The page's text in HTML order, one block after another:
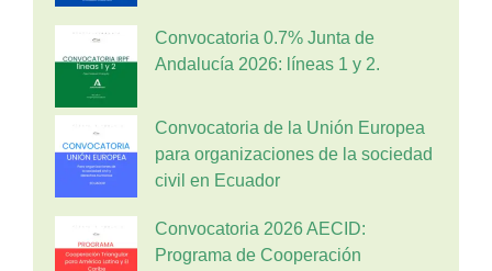
Convocatoria 0.7% Junta de
Andalucía 2026: líneas 1 y 2.
Convocatoria de la Unión Europea
para organizaciones de la sociedad
civil en Ecuador
Convocatoria 2026 AECID:
Programa de Cooperación